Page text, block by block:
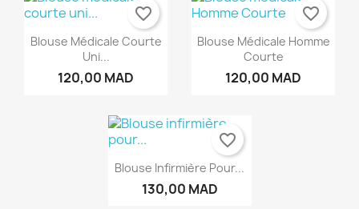
Ajouter à ma liste d'envies ×
Créer une nouvelle liste
Nom de la liste d'envies
((confirmMessage))
((cancelText))
Vous devez être connecté pour ajouter des produits
à votre liste d'envies.
Blouse Médicale Courte
Uni...
120,00 MAD
favorite_border
Blouse Médicale Homme
Courte
120,00 MAD
favorite_border
Blouse Infirmière Pour...
130,00 MAD
favorite_border